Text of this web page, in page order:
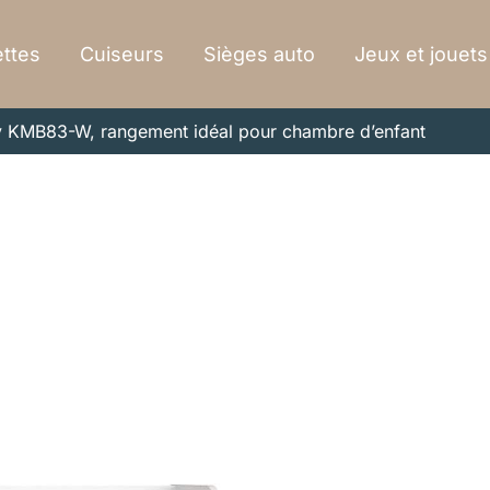
Cuiseurs Sièges auto Jeux et jouets
KMB83-W, rangement idéal pour chambre d’enfant